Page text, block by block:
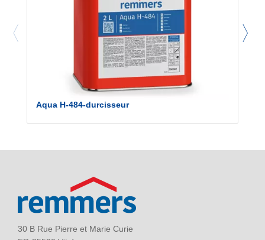
Aqua H-484-durcisseur
30 B Rue Pierre et Marie Curie